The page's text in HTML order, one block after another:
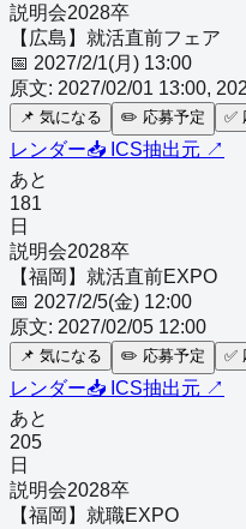
説明会2028卒
【広島】就活直前フェア
📅 2027/2/1(月) 13:00
原文: 2027/02/01 13:00,
📌 気になる ✏️ 応募予定 ✅
レンダー📥 ICS抽出元 ↗
あと
181
日
説明会2028卒
【福岡】就活直前EXPO
📅 2027/2/5(金) 12:00
原文: 2027/02/05 12:00
📌 気になる ✏️ 応募予定 ✅
レンダー📥 ICS抽出元 ↗
あと
205
日
説明会2028卒
【福岡】就職EXPO